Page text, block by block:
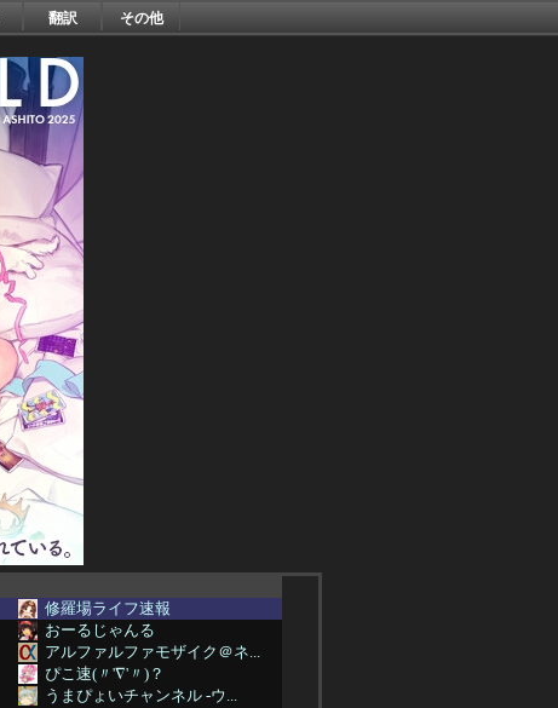
翻訳 その他
修羅場ライフ速報
おーるじゃんる
アルファルファモザイク＠ネ...
ぴこ速(〃'∇'〃)？
うまぴょいチャンネル -ウ...